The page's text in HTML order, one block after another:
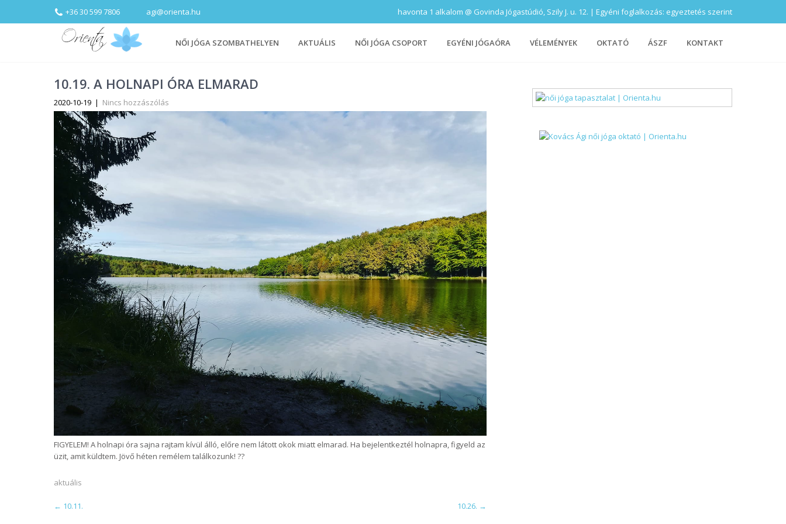
+36 30 599 7806 agi@orienta.hu havonta 1 alkalom @ Govinda Jógastúdió, Szily J. u. 12. | Egyéni foglalkozás: egyeztetés szerint
NŐI JÓGA SZOMBATHELYEN AKTUÁLIS NŐI JÓGA CSOPORT EGYÉNI JÓGAÓRA VÉLEMÉNYEK OKTATÓ ÁSZF KONTAKT
10.19. A HOLNAPI ÓRA ELMARAD
2020-10-19 | Nincs hozzászólás
FIGYELEM! A holnapi óra sajna rajtam kívül álló, előre nem látott okok miatt elmarad. Ha bejelentkeztél holnapra, figyeld az
üzit, amit küldtem. Jövő héten remélem találkozunk! ??
aktuális
POST
← 10.11. 10.26. →